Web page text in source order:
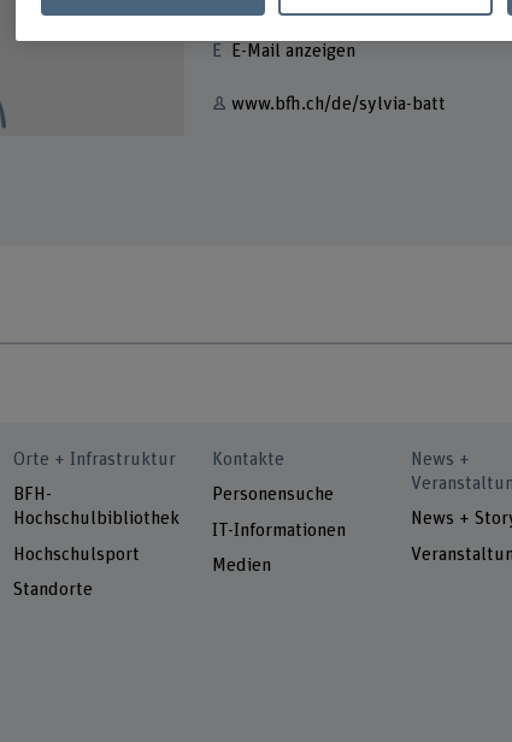
+41 31 848 34 12
E-Mail anzeigen
www.bfh.ch/de/sylvia-batt
Orte + Infrastruktur
BFH-
Hochschulbibliothek
Hochschulsport
Standorte
Kontakte
Personensuche
IT-Informationen
Medien
News +
News +